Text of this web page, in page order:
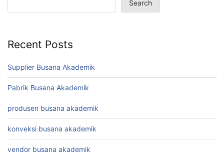
Search
Recent Posts
Supplier Busana Akademik
Pabrik Busana Akademik
produsen busana akademik
konveksi busana akademik
vendor busana akademik